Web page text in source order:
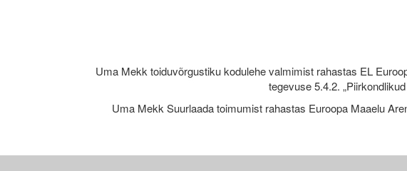
Uma Mekk toiduvõrgustiku kodulehe valmimist rahastas EL
tegevuse 5.4.2.
Uma Mekk Suurlaada toimumist rahastas Euroopa Maaelu